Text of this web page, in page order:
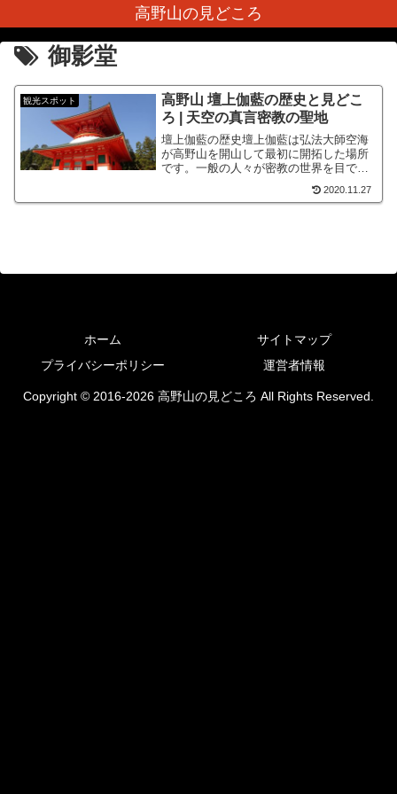
高野山の見どころ
御影堂
観光スポット
高野山 壇上伽藍の歴史と見どこ
ろ | 天空の真言密教の聖地
壇上伽藍の歴史壇上伽藍は弘法大師空海
が高野山を開山して最初に開拓した場所
です。一般の人々が密教の世界を目で見
教伽藍です。壇上伽藍は空海が西暦817年
2020.11.27
ホーム
サイトマップ
プライバシーポリシー
運営者情報
Copyright © 2016-2026 高野山の見どころ All Rights Reserved.